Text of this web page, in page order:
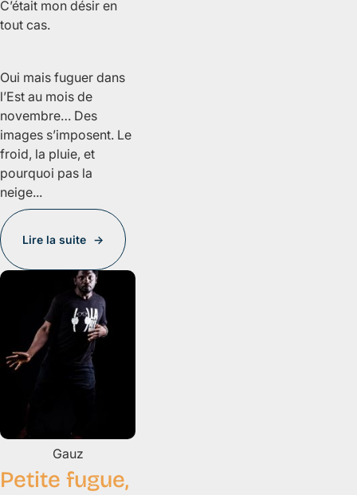
C’était mon désir en
tout cas.
Oui mais fuguer dans
l’Est au mois de
novembre… Des
images s’imposent. Le
froid, la pluie, et
pourquoi pas la
neige...
Lire la suite
Gauz
Petite fugue,